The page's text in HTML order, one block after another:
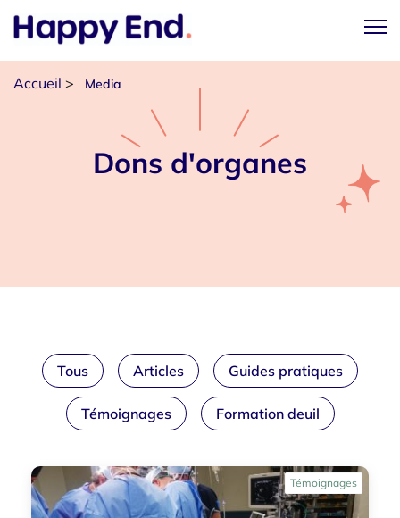
Accueil > Media
Dons d'organes
Tous Articles Guides pratiques
Témoignages Formation deuil
Témoignages